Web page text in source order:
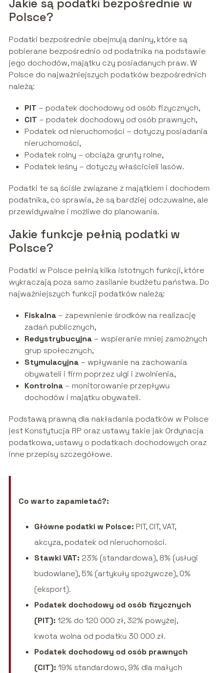
Jakie są podatki bezpośrednie w
Polsce?
Podatki bezpośrednie obejmują daniny, które są
pobierane bezpośrednio od podatnika na podstawie
jego dochodów, majątku czy posiadanych praw. W
Polsce do najważniejszych podatków bezpośrednich
należą:
PIT – podatek dochodowy od osób fizycznych,
CIT – podatek dochodowy od osób prawnych,
Podatek od nieruchomości – dotyczy posiadania
nieruchomości,
Podatek rolny – obciąża grunty rolne,
Podatek leśny – dotyczy właścicieli lasów.
Podatki te są ściśle związane z majątkiem i dochodem
podatnika, co sprawia, że są bardziej odczuwalne, ale
przewidywalne i możliwe do planowania.
Jakie funkcje pełnią podatki w
Polsce?
Podatki w Polsce pełnią kilka istotnych funkcji, które
wykraczają poza samo zasilanie budżetu państwa. Do
najważniejszych funkcji podatków należą:
Fiskalna– zapewnienie środków na realizację
zadań publicznych,
Redystrybucyjna– wspieranie mniej zamożnych
grup społecznych,
Stymulacyjna– wpływanie na zachowania
obywateli i firm poprzez ulgi i zwolnienia,
Kontrolna– monitorowanie przepływu
dochodów i majątku obywateli.
Podstawą prawną dla nakładania podatków w Polsce
jest Konstytucja RP oraz ustawy takie jak Ordynacja
podatkowa, ustawy o podatkach dochodowych oraz
inne przepisy szczegółowe.
Co warto zapamietać?:
Główne podatki w Polsce: PIT, CIT, VAT,
akcyza, podatek od nieruchomości.
Stawki VAT: 23% (standardowa), 8% (usługi
budowlane), 5% (artykuły spożywcze), 0%
(eksport).
Podatek dochodowy od osób fizycznych
(PIT): 12% do 120 000 zł, 32% powyżej,
kwota wolna od podatku 30 000 zł.
Podatek dochodowy od osób prawnych
(CIT): 19% standardowo, 9% dla małych